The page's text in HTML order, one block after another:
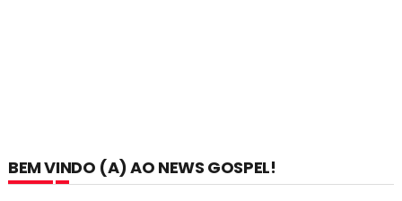
BEM VINDO (A) AO NEWS GOSPEL!